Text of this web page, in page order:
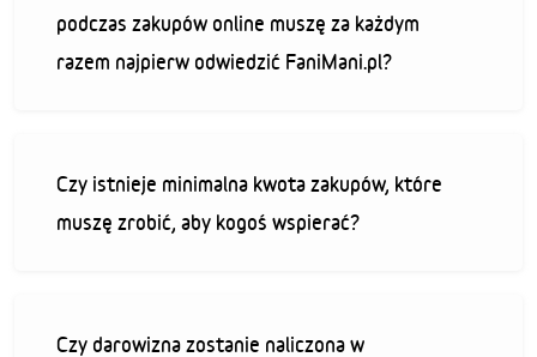
podczas zakupów online muszę za każdym
razem najpierw odwiedzić FaniMani.pl?
Czy istnieje minimalna kwota zakupów, które
muszę zrobić, aby kogoś wspierać?
Czy darowizna zostanie naliczona w